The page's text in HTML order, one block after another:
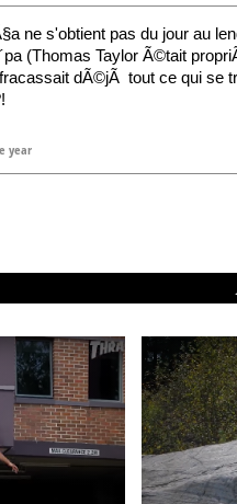
ne s'obtient pas du jour au
(Thomas Taylor Ã©tait
dÃ©jÃ tout ce qui se
year